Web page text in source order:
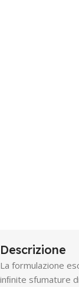
Descrizione
La formulazione
inﬁnite sfumature